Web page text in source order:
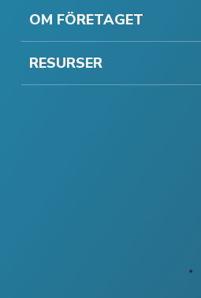
OM FÖRETAGET
RESURSER